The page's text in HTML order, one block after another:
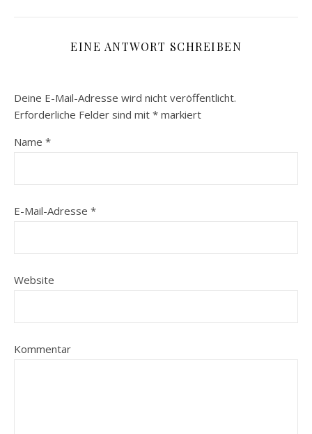
EINE ANTWORT SCHREIBEN
Deine E-Mail-Adresse wird nicht veröffentlicht.
Erforderliche Felder sind mit * markiert
Name *
E-Mail-Adresse *
Website
Kommentar